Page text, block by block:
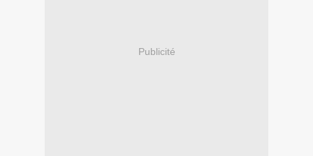
Publicité